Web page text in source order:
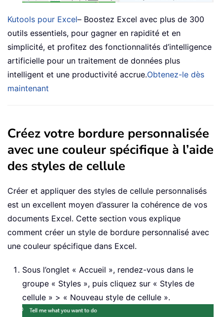
Kutools pour Excel– Boostez Excel avec plus de 300
outils essentiels, pour gagner en rapidité et en
simplicité, et profitez des fonctionnalités d’intelligence
artificielle pour un traitement de données plus
intelligent et une productivité accrue.Obtenez-le dès
maintenant
Créez votre bordure personnalisée
avec une couleur spécifique à l’aide
des styles de cellule
Créer et appliquer des styles de cellule personnalisés
est un excellent moyen d’assurer la cohérence de vos
documents Excel. Cette section vous explique
comment créer un style de bordure personnalisé avec
une couleur spécifique dans Excel.
Sous l’onglet « Accueil », rendez-vous dans le
groupe « Styles », puis cliquez sur « Styles de
cellule » > « Nouveau style de cellule ».